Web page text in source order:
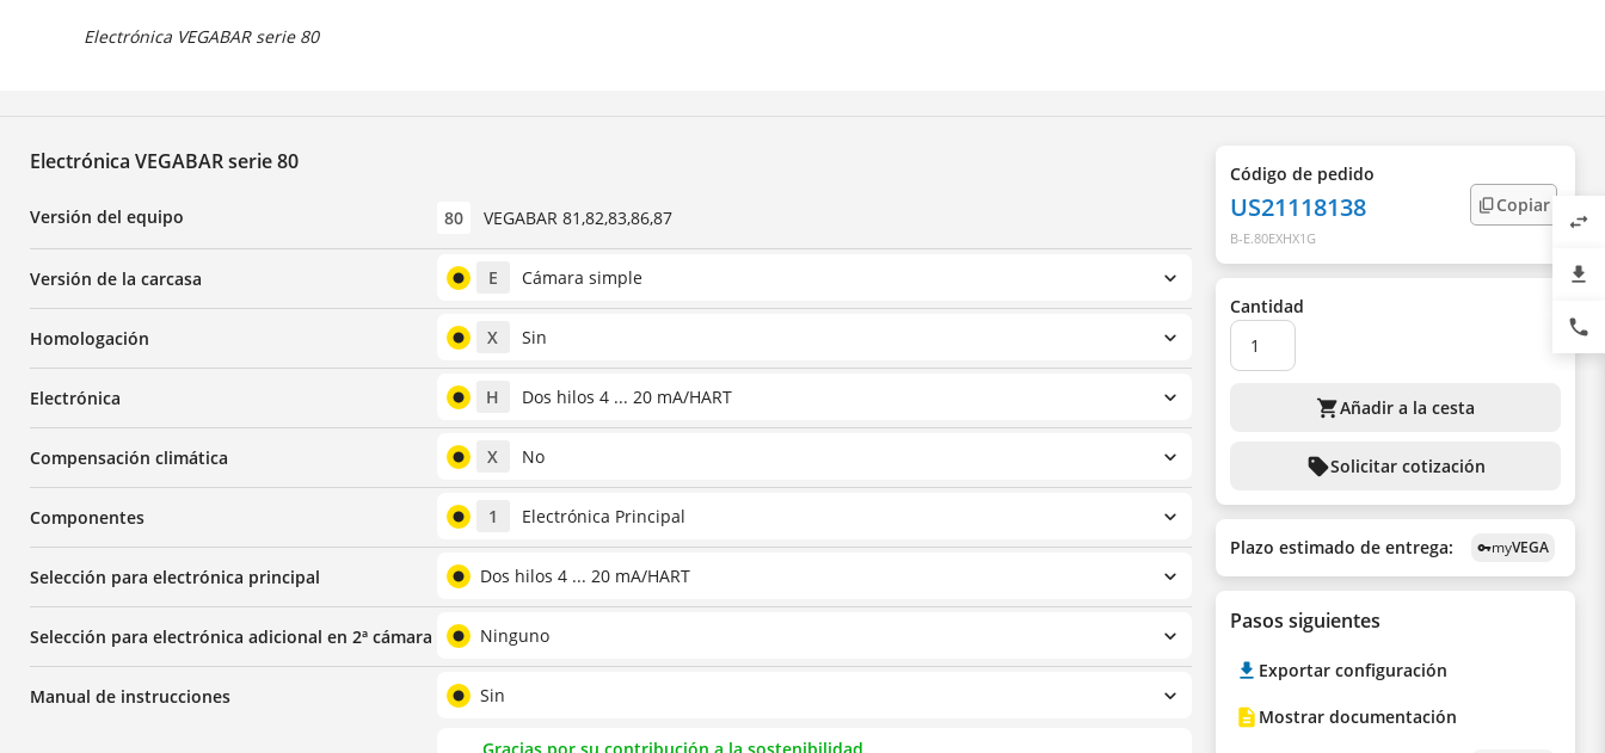
Electrónica VEGABAR serie 80
Electrónica VEGABAR serie 80
Versión del equipo 80 VEGABAR 81,82,83,86,87
Versión de la carcasa E Cámara simple
Homologación X Sin
Electrónica H Dos hilos 4 ... 20 mA/HART
Compensación climática X No
Componentes 1 Electrónica Principal
Selección para electrónica principal Dos hilos 4 ... 20 mA/HART
Selección para electrónica adicional en 2ª cámara Ninguno
Manual de instrucciones Sin
Código de pedido
US21118138
B-E.80EXHX1G
Copiar
Cantidad
shopping_cartAñadir a la cesta
sellSolicitar cotización
Plazo estimado de entrega: vpn_keymyVEGA
Pasos siguientes
Exportar configuración
Mostrar documentación
swap_horiz
file_download
phone